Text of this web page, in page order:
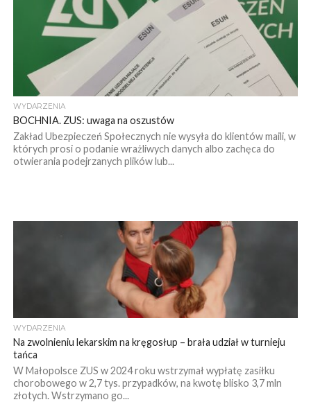
WYDARZENIA
BOCHNIA. ZUS: uwaga na oszustów
Zakład Ubezpieczeń Społecznych nie wysyła do klientów maili, w
których prosi o podanie wrażliwych danych albo zachęca do
otwierania podejrzanych plików lub...
WYDARZENIA
Na zwolnieniu lekarskim na kręgosłup – brała udział w turnieju
tańca
W Małopolsce ZUS w 2024 roku wstrzymał wypłatę zasiłku
chorobowego w 2,7 tys. przypadków, na kwotę blisko 3,7 mln
złotych. Wstrzymano go...